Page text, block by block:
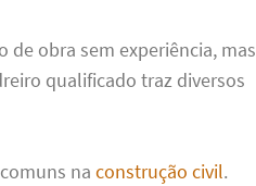
obra sem experiência, mas
qualificado traz diversos
naconstrução civil.